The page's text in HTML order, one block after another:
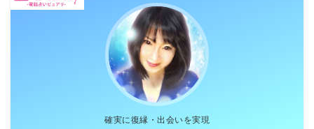
確実に復縁・出会いを実現